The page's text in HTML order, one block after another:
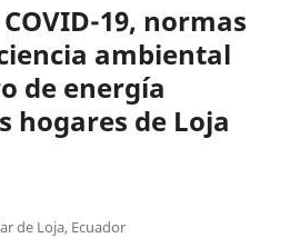
19, normas
ambiental
de energía
hogares de Loja
de Loja, Ecuador